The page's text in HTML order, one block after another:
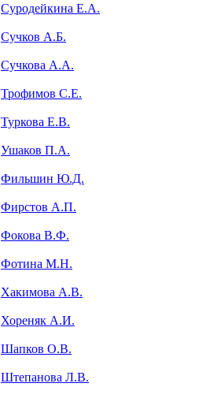
Суродейкина Е.А.
Сучков А.Б.
Сучкова А.А.
Трофимов С.Е.
Туркова Е.В.
Ушаков П.А.
Фильшин Ю.Д.
Фирстов А.П.
Фокова В.Ф.
Фотина М.Н.
Хакимова А.В.
Хореняк А.И.
Шапков О.В.
Штепанова Л.В.